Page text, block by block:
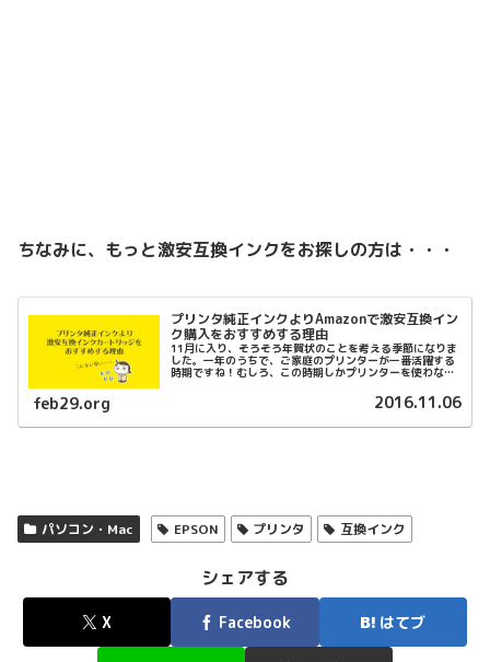
ちなみに、もっと激安互換インクをお探しの方は・・・
プリンタ純正インクよりAmazonで激安互換イン
ク購入をおすすめする理由
11月に入り、そろそろ年賀状のことを考える季節になりま
した。一年のうちで、ご家庭のプリンターが一番活躍する
時期ですね！むしろ、この時期しかプリンターを使わな
feb29.org 2016.11.06
パソコン・Mac EPSON プリンタ 互換インク
シェアする
X Facebook はてブ